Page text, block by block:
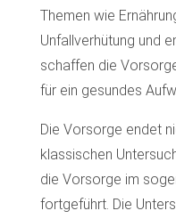
Themen wie
Unfallverhütung und
schaffen die
für ein gesundes
Die Vorsorge endet
klassischen
die Vorsorge im
fortgeführt. Die